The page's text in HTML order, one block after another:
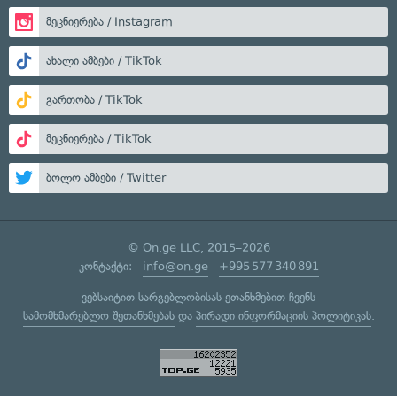
მეცნიერება / Instagram
ახალი ამბები / TikTok
გართობა / TikTok
მეცნიერება / TikTok
ბოლო ამბები / Twitter
© On.ge LLC, 2015–2026
კონტაქტი: info@on.ge +995 577 340 891
ვებსაიტით სარგებლობისას ეთანხმებით ჩვენს
სამომხმარებლო შეთანხმებასდა პირადი ინფორმაციის პოლიტიკას.